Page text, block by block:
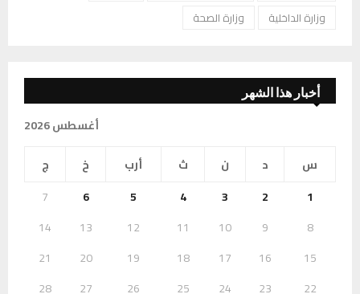
وزارة الداخلية
وزارة الصحة
أخبار هذا الشهر
أغسطس 2026
س
د ن ث أرب خ
ج
1
2
3
4
5
6
7
8
9
10
11
12
13
14
15
16
17
18
19
20
21
22
23
24
25
26
27
28